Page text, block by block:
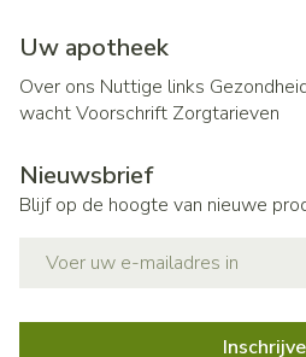
Uw apotheek
Over ons Nuttige links
wachtVoorschrift Zorgtarieven
Nieuwsbrief
Blijf op de hoogte van nieuwe